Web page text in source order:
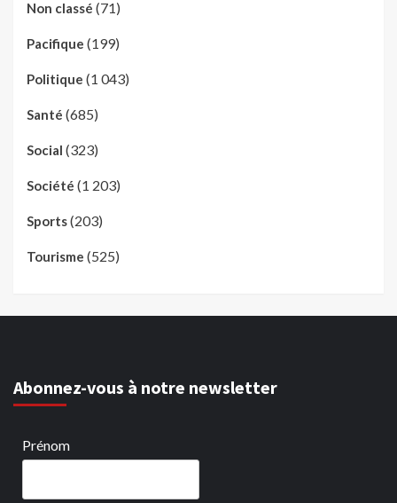
Non classé (71)
Pacifique (199)
Politique (1 043)
Santé (685)
Social (323)
Société (1 203)
Sports(203)
Tourisme (525)
Abonnez-vous à notre newsletter
Prénom